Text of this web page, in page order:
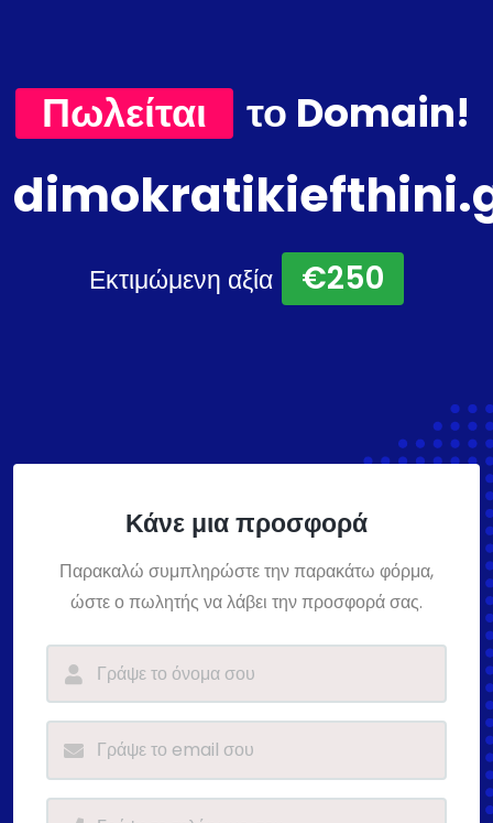
Πωλείται το Domain!
Εκτιμώμενη αξία €250
Κάνε μια προσφορά
Παρακαλώ συμπληρώστε την παρακάτω φόρμα,
ώστε ο πωλητής να λάβει την προσφορά σας.